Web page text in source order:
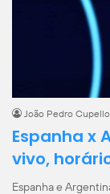
João Pedro Cupello
Espanha x
vivo,
Espanha e